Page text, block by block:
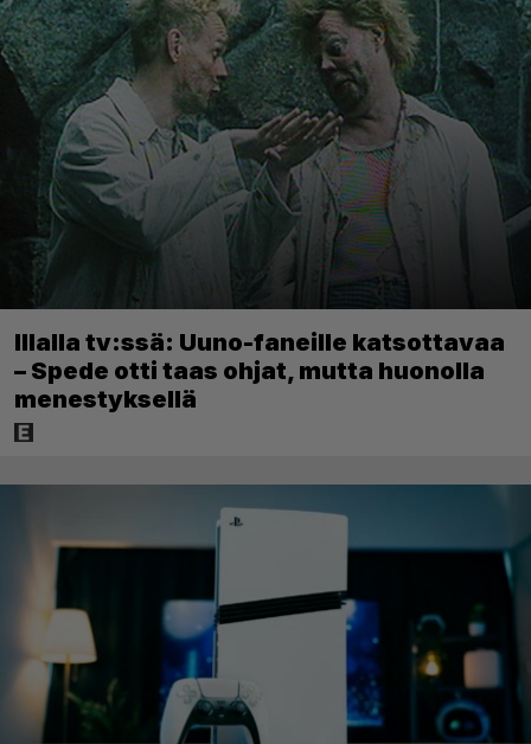
Illalla tv:ssä: Uuno-faneille katsottavaa
– Spede otti taas ohjat, mutta huonolla
menestyksellä